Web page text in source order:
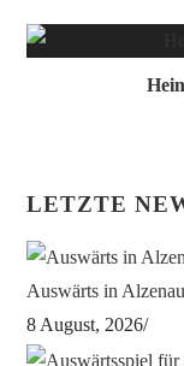
LETZTE
Auswärts in Alzenau
8 August, 2026/